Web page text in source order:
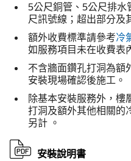
5公尺銅管、5公尺排水
尺訊號線；超出部分及
額外收費標準請參考冷
如服務項目未在收費表
不含牆面鑽孔打洞為額
安裝現場確認後施工。
除基本安裝服務外，樓
打洞及額外其他相關的
另計 。
安裝說明書